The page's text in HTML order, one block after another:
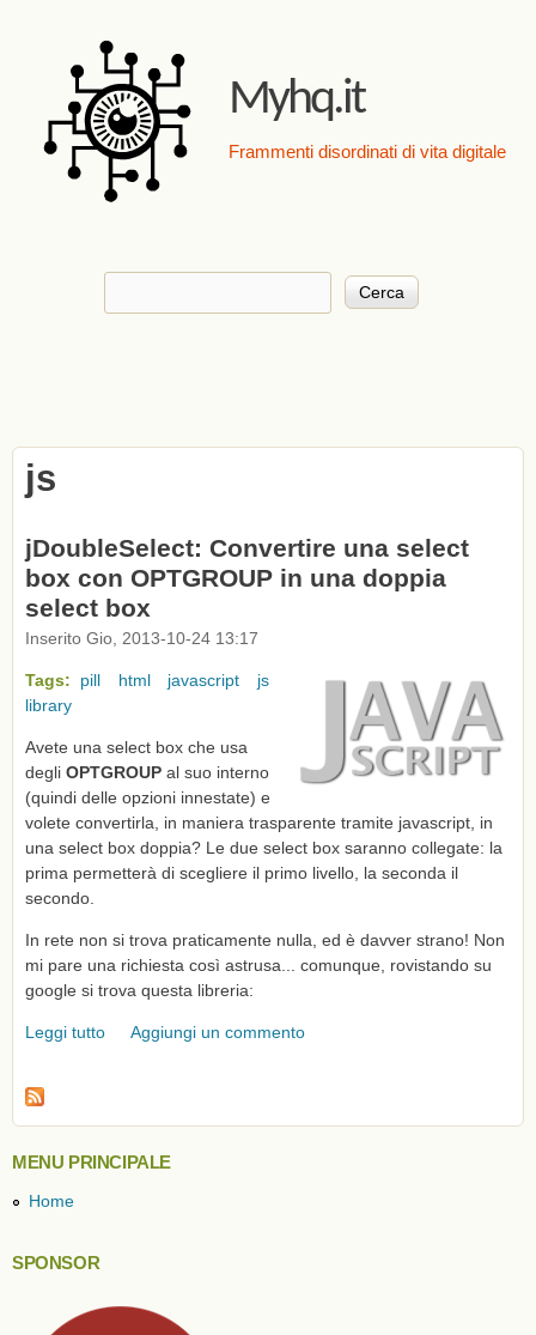
Myhq.it
Frammenti disordinati di vita digitale
Form di ricerca
js
jDoubleSelect: Convertire una select
box con OPTGROUP in una doppia
select box
Inserito Gio, 2013-10-24 13:17
Tags: pill html javascript
js
library
Avete una select box che usa
degli OPTGROUP al suo interno
(quindi delle opzioni innestate) e
volete convertirla, in maniera trasparente tramite javascript, in
una select box doppia? Le due select box saranno collegate: la
prima permetterà di scegliere il primo livello, la seconda il
secondo.
In rete non si trova praticamente nulla, ed è davver strano! Non
mi pare una richiesta così astrusa... comunque, rovistando su
google si trova questa libreria:
Leggi tutto su jDoubleSelect: Convertire una select box con
Aggiungi un commento
MENU PRINCIPALE
Home
SPONSOR